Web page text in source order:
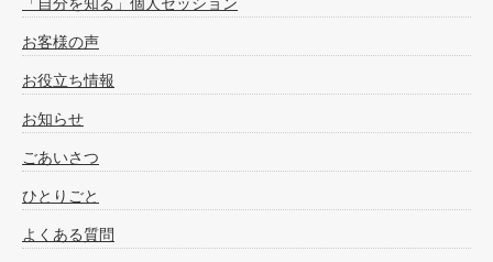
お客様の声
お役立ち情報
お知らせ
ごあいさつ
ひとりごと
よくある質問